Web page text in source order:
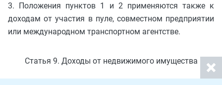
3. Положения пунктов 1 и 2 применяются также к
доходам от участия в пуле, совместном предприятии
или международном транспортном агентстве.
Статья 9. Доходы от недвижимого имущества